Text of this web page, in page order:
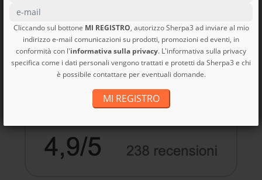
Cliccando sul bottone MI REGISTRO , autorizzo Sherpa3 ad inviare al mio
indirizzo e-mail comunicazioni su prodotti, promozioni ed eventi, in
conformità con l'informativa sulla privacy. L'informativa sulla privacy
specifica come i dati personali vengono trattati e protetti da Sherpa3 e chi
è possibile contattare per eventuali domande.
MI REGISTRO
Categorie